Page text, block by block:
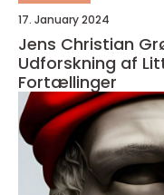
17. January 2024
Jens Christian
Udforskning af
Fortællinger